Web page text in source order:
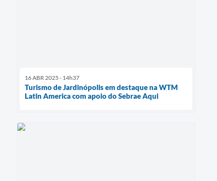
16 ABR 2025 - 14h37
Turismo de Jardinópolis em destaque na WTM
Latin America com apoio do Sebrae Aqui